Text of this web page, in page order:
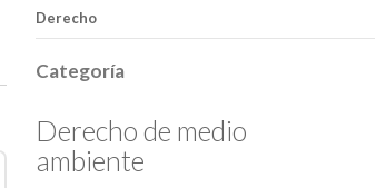
Derecho
Categoría
Derecho de medio
ambiente